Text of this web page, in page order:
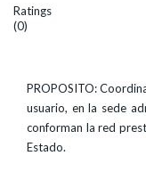
Ratings
(0)
PROPOSITO:
usuario, en la sede
conforman la red
Estado.